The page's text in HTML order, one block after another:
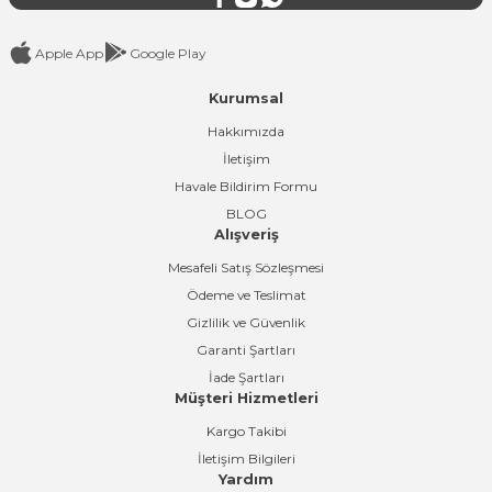
Apple App Google Play
Kurumsal
Hakkımızda
İletişim
Havale Bildirim Formu
BLOG
Alışveriş
Mesafeli Satış Sözleşmesi
Ödeme ve Teslimat
Gizlilik ve Güvenlik
Garanti Şartları
İade Şartları
Müşteri Hizmetleri
Kargo Takibi
İletişim Bilgileri
Yardım